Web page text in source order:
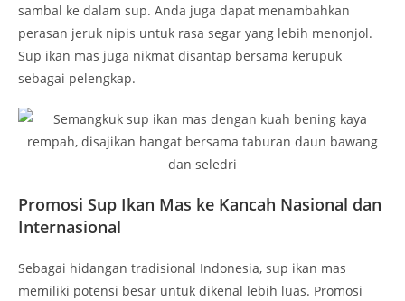
sambal ke dalam sup. Anda juga dapat menambahkan
perasan jeruk nipis untuk rasa segar yang lebih menonjol.
Sup ikan mas juga nikmat disantap bersama kerupuk
sebagai pelengkap.
Promosi Sup Ikan Mas ke Kancah Nasional dan
Internasional
Sebagai hidangan tradisional Indonesia, sup ikan mas
memiliki potensi besar untuk dikenal lebih luas. Promosi